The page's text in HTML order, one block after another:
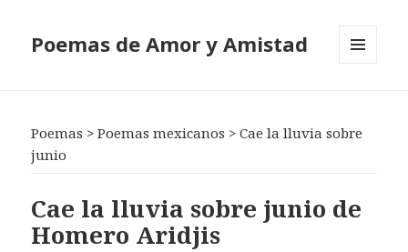
Poemas de Amor y Amistad
Poemas >Poemas mexicanos >Cae la lluvia sobre
junio
Cae la lluvia sobre junio de
Homero Aridjis